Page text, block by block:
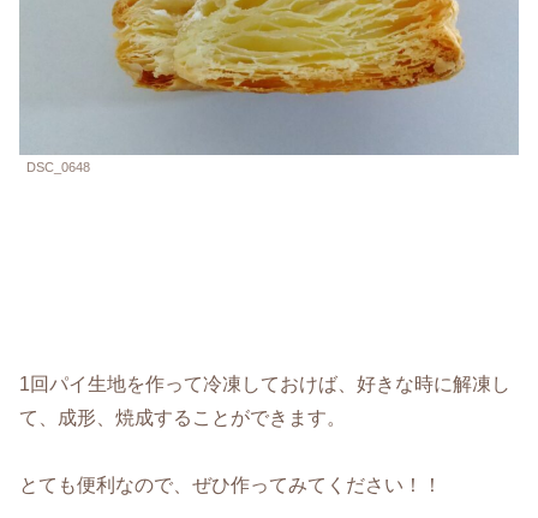
DSC_0648
1回パイ生地を作って冷凍しておけば、好きな時に解凍し
て、成形、焼成することができます。
とても便利なので、ぜひ作ってみてください！！